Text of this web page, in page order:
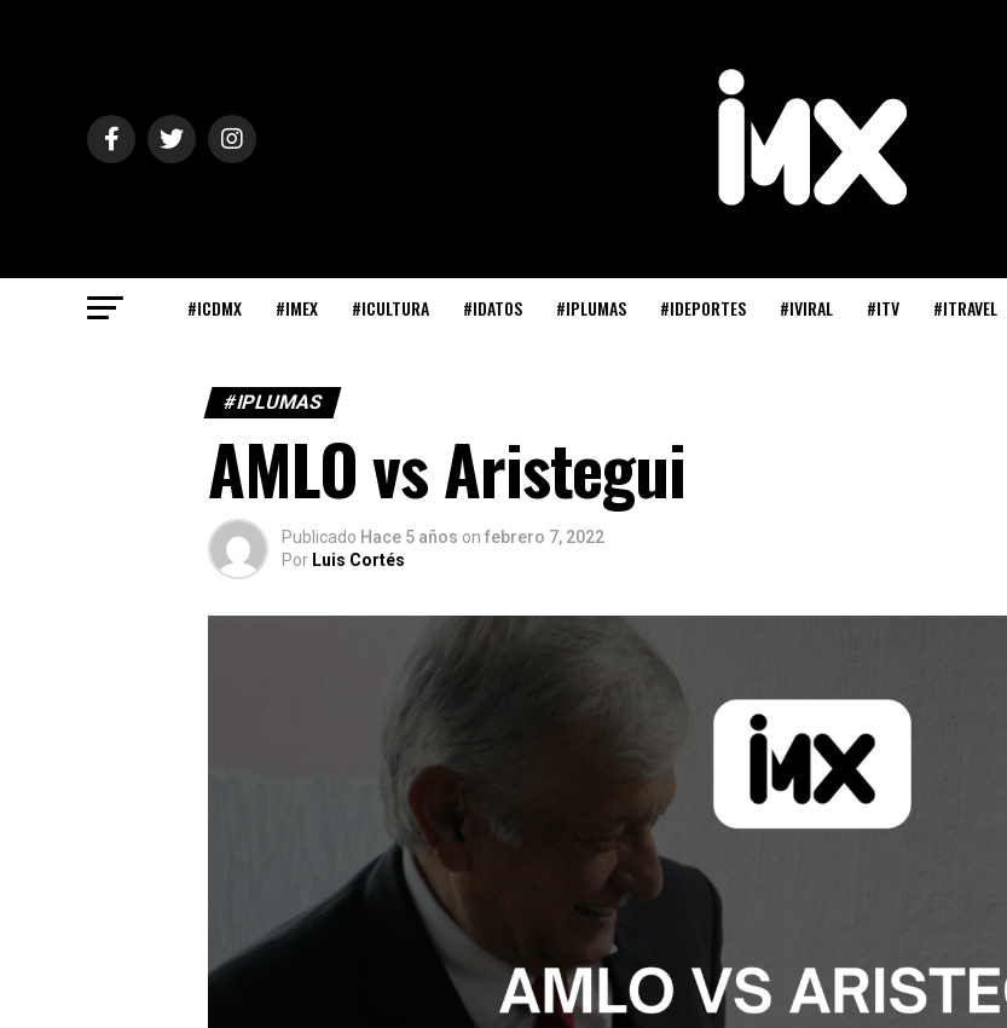
#ICDMX #IMEX #ICULTURA #IDATOS #IPLUMAS #IDEPORTES #IVIRAL #ITV #ITRAVEL
#IPLUMAS
AMLO vs Aristegui
Publicado Hace 5 años on febrero 7, 2022
Por Luis Cortés